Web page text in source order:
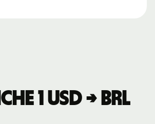
1 USD → BRL